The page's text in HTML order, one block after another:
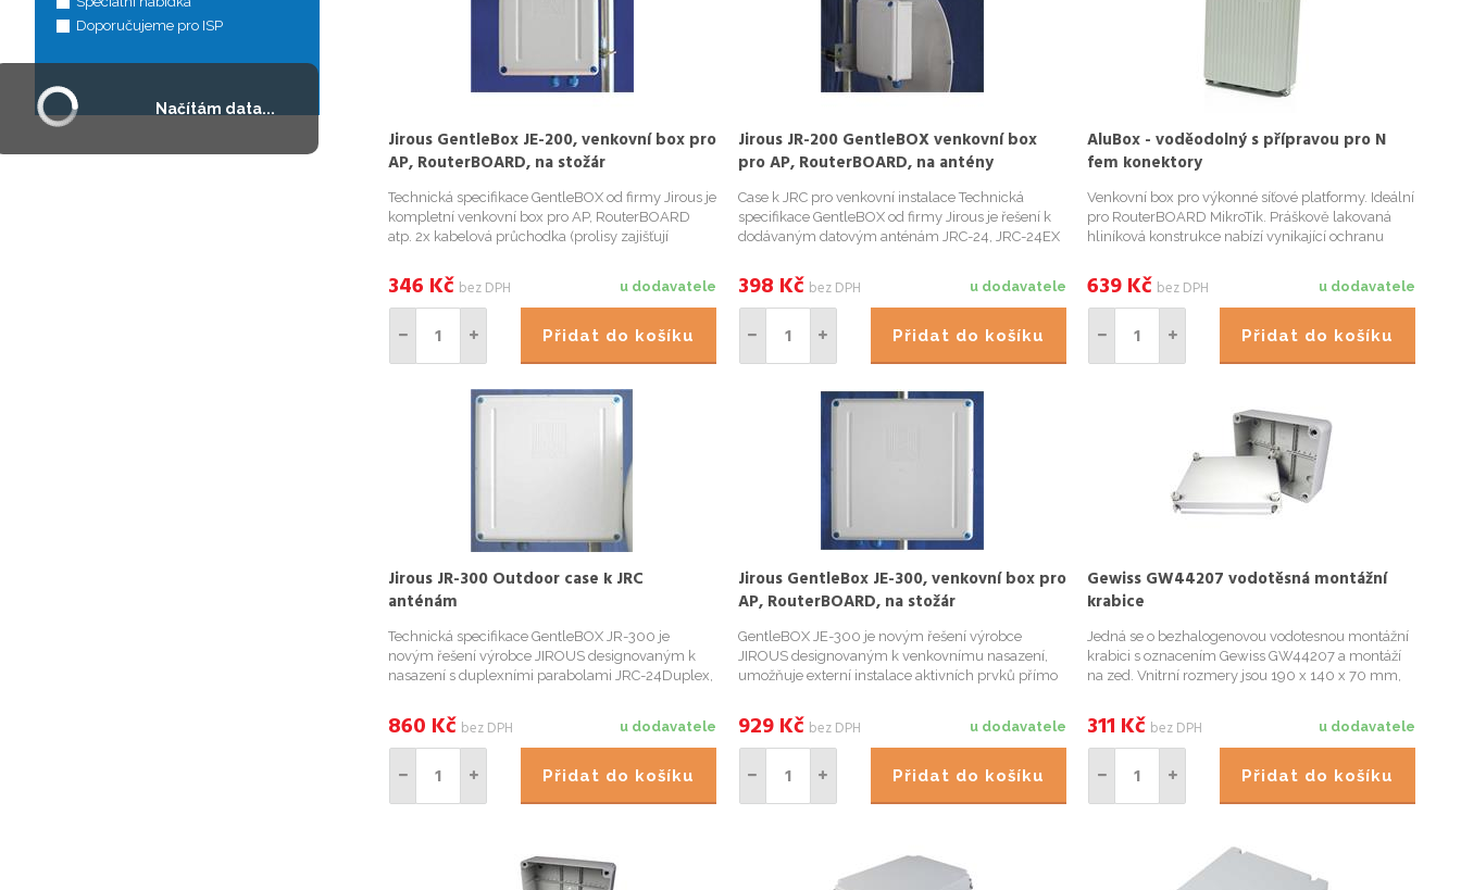
Jirous GentleBox JE-200, venkovní box pro
AP, RouterBOARD, na stožár
Technická specifikace GentleBOX od firmy Jirous je
kompletní venkovní box pro AP, RouterBOARD
atp. 2x kabelová průchodka (prolisy zajišťují
uchycení AP/RB včetně šroubů a pl
u dodavatele
346 Kč bez DPH
Přidat do košíku
Jirous JR-200 GentleBOX venkovní box
pro AP, RouterBOARD, na antény
Case k JRC pro venkovní instalace Technická
specifikace GentleBOX od firmy Jirous je řešení k
dodávaným datovým anténám JRC-24, JRC-24EX
atp. 2x kabelová průchodka (prolis
u dodavatele
398 Kč bez DPH
Přidat do košíku
AluBox - voděodolný s přípravou pro N
fem konektory
Venkovní box pro výkonné síťové platformy. Ideální
pro RouterBOARD MikroTik. Práškově lakovaná
hliníková konstrukce nabízí vynikající ochranu
vodou. Box splňuje krytí IP65. Vnitřní deska je
připravena pro mont...
u dodavatele
639Kč bez DPH
Přidat do košíku
Jirous JR-300 Outdoor case k JRC
anténám
Technická specifikace GentleBOX JR-300 je
novým řešení výrobce JIROUS designovaným k
nasazení s duplexními parabolami JRC-24Duplex,
29Duplex(SMA) umožňujícím externí instalace akt
u dodavatele
860 Kč bez DPH
Přidat do košíku
Jirous GentleBox JE-300, venkovní box pro
AP, RouterBOARD, na stožár
GentleBOX JE-300 je novým řešení výrobce
JIROUS designovaným k venkovnímu nasazení,
umožňuje externí instalace aktivních prvků přímo
stožár. GentleBOX je kompletní a ideální venkovní
box pro AP, RouterBO...
u dodavatele
929Kč bez DPH
Přidat do košíku
Gewiss GW44207 vodotěsná montážní
krabice
Jedná se o bezhalogenovou vodotesnou montážní
krabici s oznacením Gewiss GW44207 a montáží
na zed. Vnitrní rozmery jsou 190 x 140 x 70 mm,
70 mm.
u dodavatele
311 Kč bez DPH
Přidat do košíku
Doporučujeme pro ISP
Načítám data...